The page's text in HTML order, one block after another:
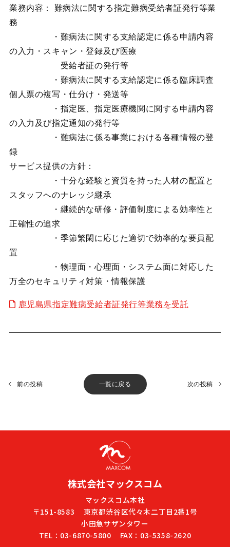
業務内容： 難病法に関する指定難病受給者証発行等業
務
・難病法に関する支給認定に係る申請内容
の入力・スキャン・登録及び医療
受給者証の発行等
・難病法に関する支給認定に係る臨床調査
個人票の複写・仕分け・発送等
・指定医、指定医療機関に関する申請内容
の入力及び指定通知の発行等
・難病法に係る事業における各種情報の登
録
サービス提供の方針：
・十分な経験と資質を持った人材の配置と
スタッフへのナレッジ継承
・継続的な研修・評価制度による効率性と
正確性の追求
・季節繁閑に応じた適切で効率的な要員配
置
・物理面・心理面・システム面に対応した
万全のセキュリティ対策・情報保護
鹿児島県指定難病受給者証発行等業務を受託
前の投稿 一覧に戻る 次の投稿
株式会社マックスコム
マックスコム本社
〒151-8583
東京都渋谷区代々木二丁目2番1号
小田急サザンタワー
TEL：03-6870-5800
FAX：03-5358-2620